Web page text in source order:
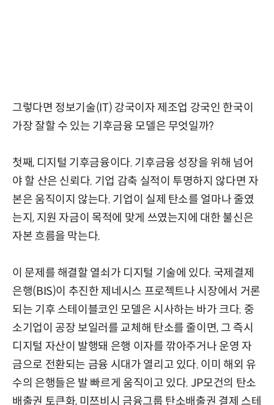
그렇다면 정보기술(IT) 강국이자 제조업 강국인 한국이
가장 잘할 수 있는 기후금융 모델은 무엇일까?
첫째, 디지털 기후금융이다. 기후금융 성장을 위해 넘어
야 할 산은 신뢰다. 기업 감축 실적이 투명하지 않다면 자
본은 움직이지 않는다. 기업이 실제 탄소를 얼마나 줄였
는지, 지원 자금이 목적에 맞게 쓰였는지에 대한 불신은
자본 흐름을 막는다.
이 문제를 해결할 열쇠가 디지털 기술에 있다. 국제결제
은행(BIS)이 추진한 제네시스 프로젝트나 시장에서 거론
되는 기후 스테이블코인 모델은 시사하는 바가 크다. 중
소기업이 공장 보일러를 교체해 탄소를 줄이면, 그 즉시
디지털 자산이 발행돼 은행 이자를 깎아주거나 운영 자
금으로 전환되는 금융 시대가 열리고 있다. 이미 해외 유
수의 은행들은 발 빠르게 움직이고 있다. JP모건의 탄소
배출권 토큰화, 미쯔비시 금융그룹 탄소배출권 결제 스테